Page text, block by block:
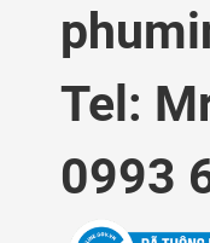
Tel:
0993